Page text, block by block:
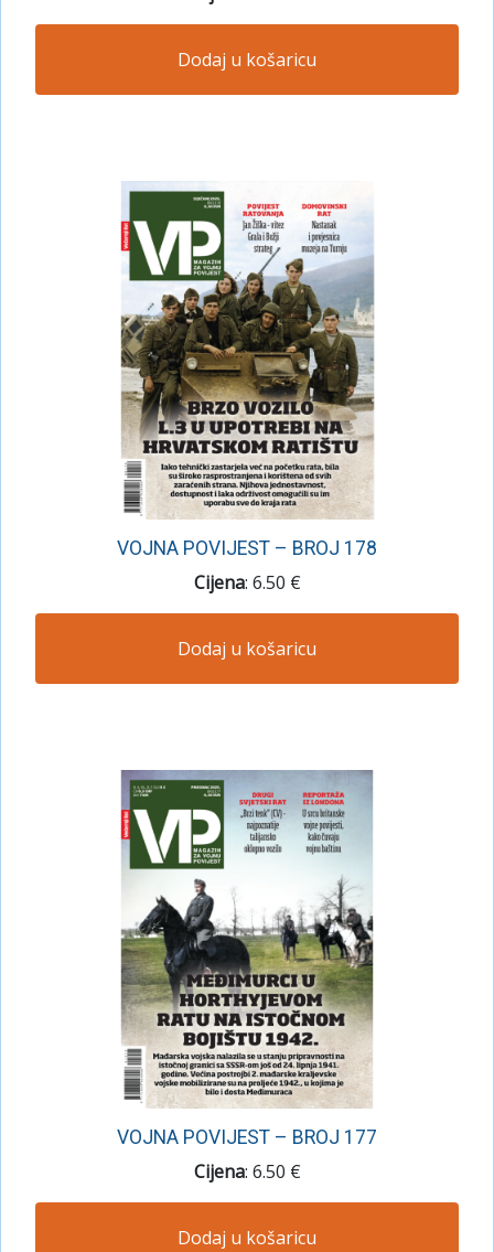
Dodaj u košaricu
VOJNA POVIJEST – BROJ 178
Cijena: 6.50 €
Dodaj u košaricu
VOJNA POVIJEST – BROJ 177
Cijena: 6.50 €
Dodaj u košaricu